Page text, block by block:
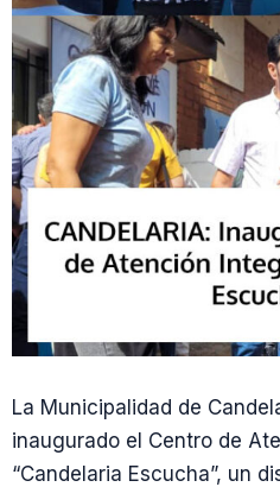
La Municipalidad de
inaugurado el Centro de
“Candelaria Escucha”, un